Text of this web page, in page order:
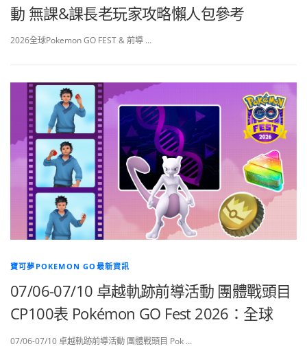
動 無課&課長老玩家攻略懶人包參考
2026全球Pokemon GO FEST & 前導 …
寶可夢POKEMON GO最新資訊
07/06-07/10 卓越軌跡前導活動 團體戰頭目
CP100表 Pokémon GO Fest 2026：全球
07/06-07/10 卓越軌跡前導活動 團體戰頭目 Pok …